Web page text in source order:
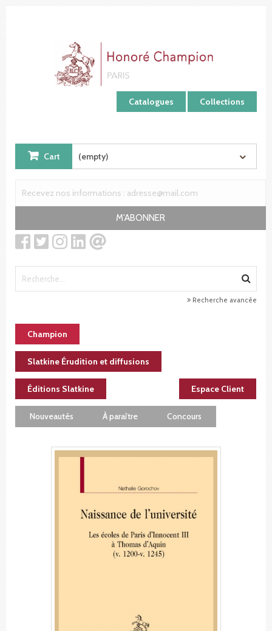
Catalogues Collections
Cart (empty)
M'ABONNER
Recherche avancée
Champion
Slatkine Érudition et diffusions
Éditions Slatkine Espace Client
Nouveautés À paraître Concours